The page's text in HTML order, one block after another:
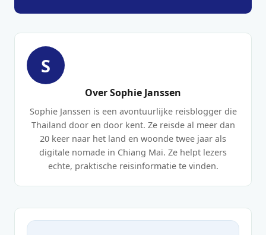
S
Over Sophie Janssen
Sophie Janssen is een avontuurlijke reisblogger die
Thailand door en door kent. Ze reisde al meer dan
20 keer naar het land en woonde twee jaar als
digitale nomade in Chiang Mai. Ze helpt lezers
echte, praktische reisinformatie te vinden.